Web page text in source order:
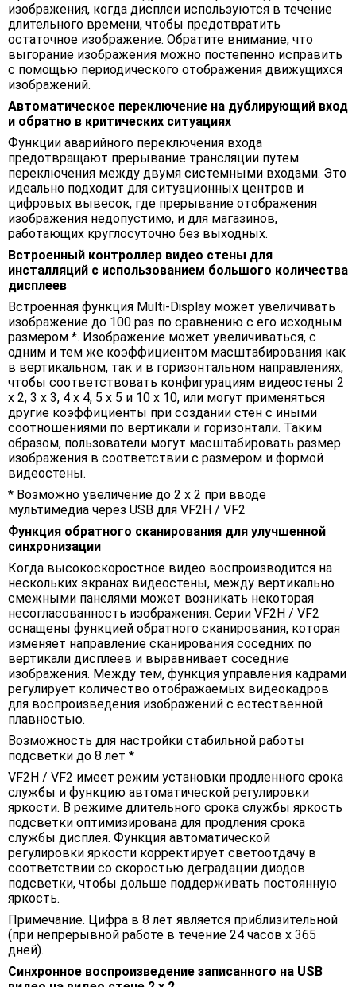
изображения, когда дисплеи используются в течение
длительного времени, чтобы предотвратить
остаточное изображение. Обратите внимание, что
выгорание изображения можно постепенно исправить
с помощью периодического отображения движущихся
изображений.
Автоматическое переключение на дублирующий вход
и обратно в критических ситуациях
Функции аварийного переключения входа
предотвращают прерывание трансляции путем
переключения между двумя системными входами. Это
идеально подходит для ситуационных центров и
цифровых вывесок, где прерывание отображения
изображения недопустимо, и для магазинов,
работающих круглосуточно без выходных.
Встроенный контроллер видео стены для
инсталляций с использованием большого количества
дисплеев
Встроенная функция Multi-Display может увеличивать
изображение до 100 раз по сравнению с его исходным
размером *. Изображение может увеличиваться, с
одним и тем же коэффициентом масштабирования как
в вертикальном, так и в горизонтальном направлениях,
чтобы соответствовать конфигурациям видеостены 2
x 2, 3 x 3, 4 x 4, 5 x 5 и 10 x 10, или могут применяться
другие коэффициенты при создании стен с иными
соотношениями по вертикали и горизонтали. Таким
образом, пользователи могут масштабировать размер
изображения в соответствии с размером и формой
видеостены.
* Возможно увеличение до 2 x 2 при вводе
мультимедиа через USB для VF2H / VF2
Функция обратного сканирования для улучшенной
синхронизации
Когда высокоскоростное видео воспроизводится на
нескольких экранах видеостены, между вертикально
смежными панелями может возникать некоторая
несогласованность изображения. Серии VF2H / VF2
оснащены функцией обратного сканирования, которая
изменяет направление сканирования соседних по
вертикали дисплеев и выравнивает соседние
изображения. Между тем, функция управления кадрами
регулирует количество отображаемых видеокадров
для воспроизведения изображений с естественной
плавностью.
Возможность для настройки стабильной работы
подсветки до 8 лет *
VF2H / VF2 имеет режим установки продленного срока
службы и функцию автоматической регулировки
яркости. В режиме длительного срока службы яркость
подсветки оптимизирована для продления срока
службы дисплея. Функция автоматической
регулировки яркости корректирует светоотдачу в
соответствии со скоростью деградации диодов
подсветки, чтобы дольше поддерживать постоянную
яркость.
Примечание. Цифра в 8 лет является приблизительной
(при непрерывной работе в течение 24 часов x 365
дней).
Синхронное воспроизведение записанного на USB